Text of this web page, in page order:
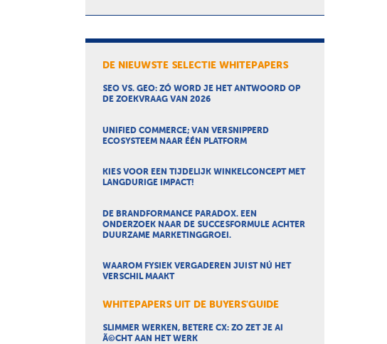
DE NIEUWSTE SELECTIE WHITEPAPERS
SEO VS. GEO: ZÓ WORD JE HET ANTWOORD OP
DE ZOEKVRAAG VAN 2026
UNIFIED COMMERCE; VAN VERSNIPPERD
ECOSYSTEEM NAAR ÉÉN PLATFORM
KIES VOOR EEN TIJDELIJK WINKELCONCEPT MET
LANGDURIGE IMPACT!
DE BRANDFORMANCE PARADOX. EEN
ONDERZOEK NAAR DE SUCCESFORMULE ACHTER
DUURZAME MARKETINGGROEI.
WAAROM FYSIEK VERGADEREN JUIST NÚ HET
VERSCHIL MAAKT
WHITEPAPERS UIT DE BUYERS'GUIDE
SLIMMER WERKEN, BETERE CX: ZO ZET JE AI
Ã©CHT AAN HET WERK